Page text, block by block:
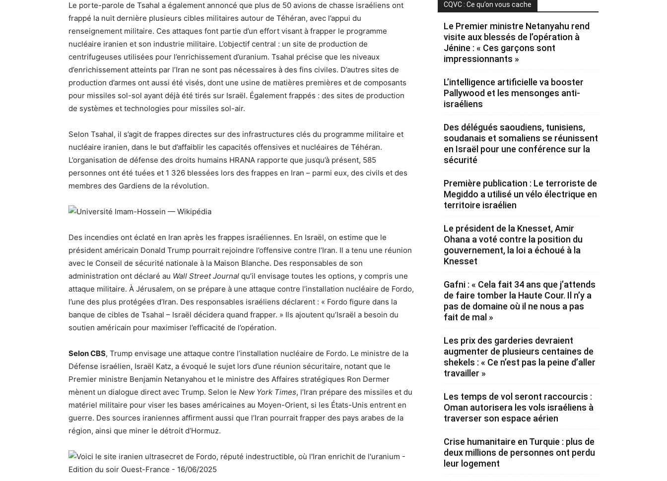
Le porte-parole de Tsahal a également annoncé que plus de 50 avions de chasse israéliens ont
frappé la nuit dernière plusieurs cibles militaires autour de Téhéran, avec l’appui du
renseignement militaire. Ces attaques font partie d’un effort visant à frapper le programme
nucléaire iranien et son industrie militaire. L’objectif central : un site de production de
centrifugeuses utilisées pour l’enrichissement d’uranium. Tsahal précise que les niveaux
d’enrichissement atteints par l’Iran ne sont pas nécessaires à des fins civiles. D’autres sites de
production d’armes ont aussi été visés, dont une usine de matières premières et de composants
pour missiles sol-sol ayant déjà été tirés sur Israël. Également frappés : des sites de production
de systèmes et technologies pour missiles sol-air.
Selon Tsahal, il s’agit de frappes directes sur des infrastructures clés du programme militaire et
nucléaire iranien, dans le but d’affaiblir les capacités offensives et nucléaires de Téhéran.
L’organisation de défense des droits humains HRANA rapporte que jusqu’à présent, 585
personnes ont été tuées et 1 326 blessées lors des frappes en Iran – parmi eux, des civils et des
membres des Gardiens de la révolution.
Des incendies ont éclaté en Iran après les frappes israéliennes. En Israël, on estime que le
président américain Donald Trump pourrait rejoindre l’offensive contre l’Iran. Il a tenu une réunion
avec le Conseil de sécurité nationale à la Maison Blanche. Des responsables de son
administration ont déclaré au Wall Street Journal qu’il envisage toutes les options, y compris une
attaque militaire. À Jérusalem, on se prépare à une attaque contre l’installation nucléaire de Fordo,
l’une des plus protégées d’Iran. Des responsables israéliens déclarent : « Fordo figure dans la
banque de cibles de Tsahal – Israël décidera quand frapper. » Ils ajoutent qu’Israël a besoin du
soutien américain pour maximiser l’efficacité de l’opération.
Selon CBS, Trump envisage une attaque contre l’installation nucléaire de Fordo. Le ministre de la
Défense israélien, Israël Katz, a évoqué le sujet lors d’une réunion sécuritaire, notant que le
Premier ministre Benjamin Netanyahou et le ministre des Affaires stratégiques Ron Dermer
mènent un dialogue direct avec Trump. Selon le New York Times, l’Iran prépare des missiles et du
matériel militaire pour viser les bases américaines au Moyen-Orient, si les États-Unis entrent en
guerre. Des sources iraniennes affirment aussi que l’Iran pourrait frapper des pays arabes de la
région, ainsi que miner le détroit d’Hormuz.
CQVC : Ce qu’on vous cache
Le Premier ministre Netanyahu rend
visite aux blessés de l’opération à
Jénine : « Ces garçons sont
impressionnants »
L’intelligence artificielle va booster
Pallywood et les mensonges anti-
israéliens
Des délégués saoudiens, tunisiens,
soudanais et somaliens se réunissent
en Israël pour une conférence sur la
sécurité
Première publication : Le terroriste de
Megiddo a utilisé un vélo électrique en
territoire israélien
Le président de la Knesset, Amir
Ohana a voté contre la position du
gouvernement, la loi a échoué à la
Knesset
Gafni : « Cela fait 34 ans que j’attends
de faire tomber la Haute Cour. Il n’y a
pas de domaine où il ne nous a pas
fait de mal »
Les prix des garderies devraient
augmenter de plusieurs centaines de
shekels : « Ce n’est pas la peine d’aller
travailler »
Les temps de vol seront raccourcis :
Oman autorisera les vols israéliens à
traverser son espace aérien
Crise humanitaire en Turquie : plus de
deux millions de personnes ont perdu
leur logement